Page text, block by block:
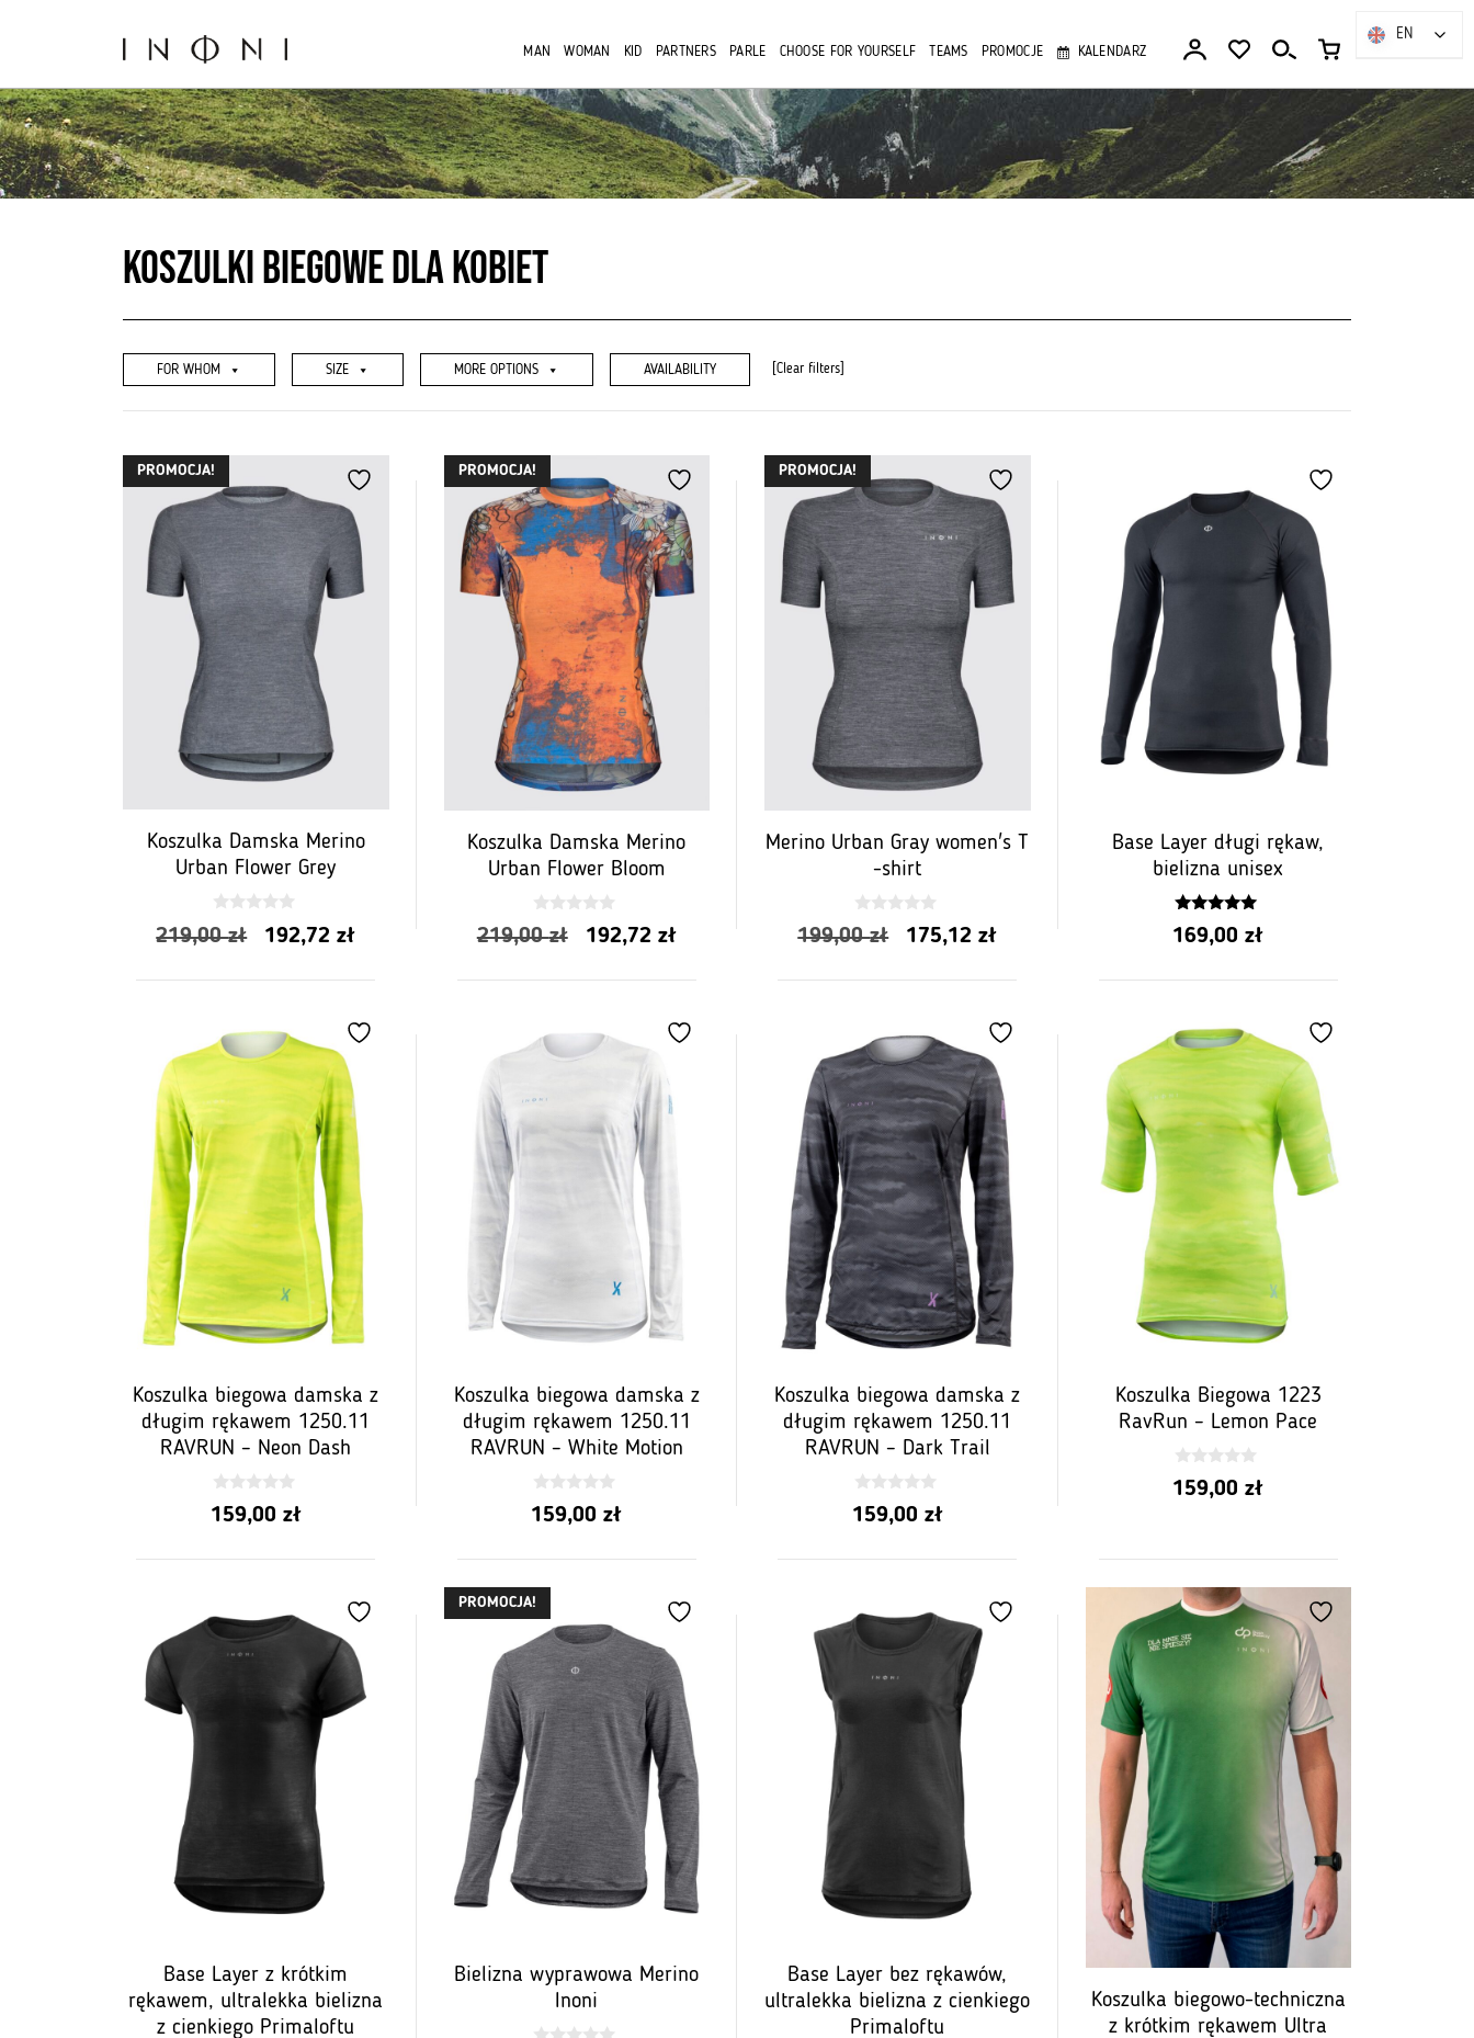
content
MAN WOMAN KID PARTNERS PARLE CHOOSE FOR YOURSELF TEAMS PROMOCJE KALENDARZ
Koszulki Biegowe dla kobiet
FOR WHOM SIZE MORE OPTIONS AVAILABILITY [Clear filters]
PROMOCJA!
Koszulka Damska Merino
Urban Flower Grey
0
z
219,00zł
Pierwotna
219,00
192,72złAktualna
192,72
PROMOCJA!
Koszulka Damska Merino
Urban Flower Bloom
0
z
219,00zł
Pierwotna
219,00
192,72 złAktualna
192,72
PROMOCJA!
Merino Urban Gray women's T
-shirt
0
z
199,00zł
Pierwotna
199,00
zł.
175,12złAktualna
175,12
zł.
Base Layer długi rękaw,
bielizna unisex
5.00
z 5
169,00zł
Koszulka biegowa damska z
długim rękawem 1250.11
RAVRUN – Neon Dash
0
z
159,00 zł
Koszulka biegowa damska z
długim rękawem 1250.11
RAVRUN – White Motion
0
z
159,00zł
Koszulka biegowa damska z
długim rękawem 1250.11
RAVRUN – Dark Trail
0
z
159,00 zł
Koszulka Biegowa 1223
RavRun – Lemon Pace
0
z
159,00zł
Base Layer z krótkim
rękawem, ultralekka bielizna
z cienkiego Primaloftu
PROMOCJA!
Bielizna wyprawowa Merino
Inoni
Base Layer bez rękawów,
ultralekka bielizna z cienkiego
Primaloftu
Koszulka biegowo-techniczna
z krótkim rękawem Ultra
EN
EN